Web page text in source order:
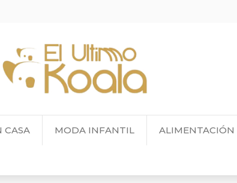
CASA MODA INFANTIL ALIMENTACIÓN